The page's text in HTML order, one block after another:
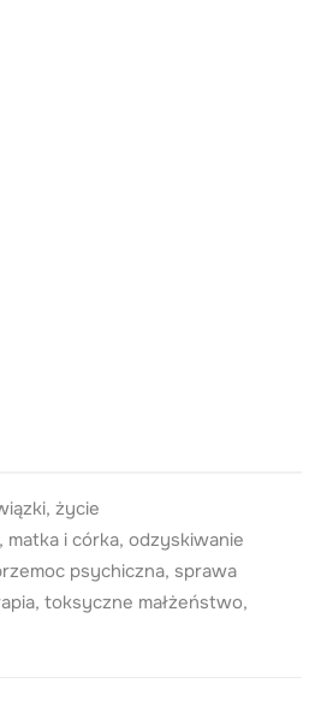
, życie
, matka i córka, odzyskiwanie
psychiczna, sprawa
, toksyczne małżeństwo,